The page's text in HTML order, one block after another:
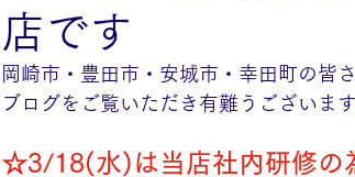
店です
岡崎市・豊田市・安城市・幸田町の皆
ブログをご覧いただき有難うございます
☆3/18(水)は当店社内研修の